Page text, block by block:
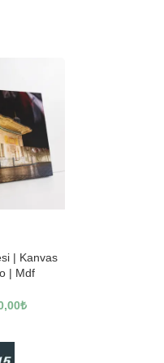
| Kanvas
| Mdf
₺